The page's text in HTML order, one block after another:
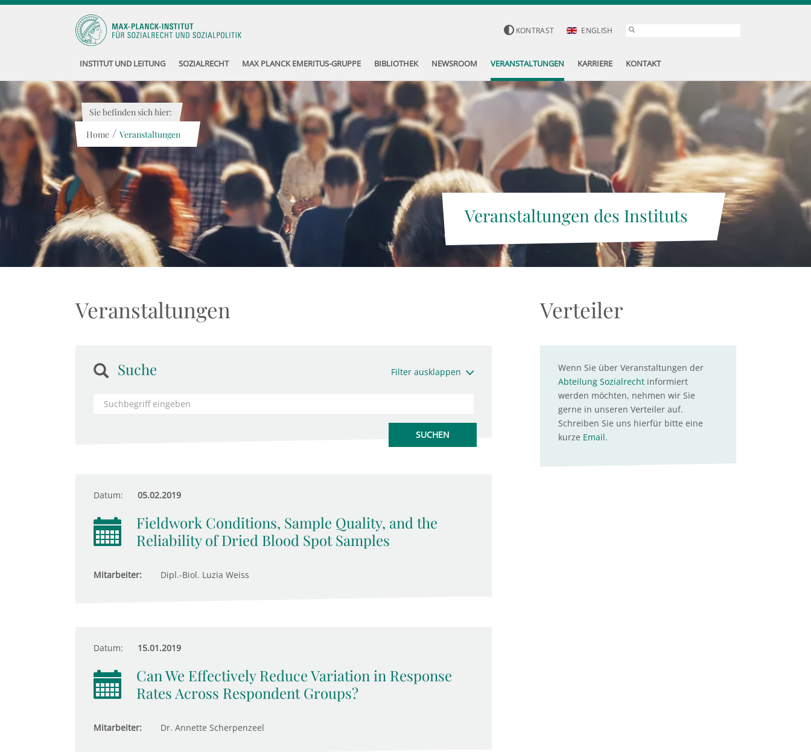
KONTRAST ENGLISH
INSTITUT UND LEITUNG SOZIALRECHT MAX PLANCK EMERITUS-GRUPPE BIBLIOTHEK NEWSROOM VERANSTALTUNGEN KARRIERE KONTAKT
Veranstaltungen des Instituts
Sie befinden sich hier:
Home / Veranstaltungen
Veranstaltungen
Suche Filter ausklappen
Datum: 05.02.2019
Fieldwork Conditions, Sample Quality, and the
Reliability of Dried Blood Spot Samples
Mitarbeiter: Dipl.-Biol. Luzia Weiss
Datum: 15.01.2019
Can We Effectively Reduce Variation in Response
Rates Across Respondent Groups?
Mitarbeiter: Dr. Annette Scherpenzeel
Verteiler
Wenn Sie über Veranstaltungen der
Abteilung Sozialrechtinformiert
werden möchten, nehmen wir Sie
gerne in unseren Verteiler auf.
Schreiben Sie uns hierfür bitte eine
kurze Email.